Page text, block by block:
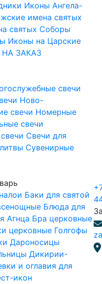
Иконы Ангела-
имена святых
святых Соборы
Иконы на Царские
ЗАКАЗ
свечи
Ново-
свечи Номерные
свечи
Свечи для
Сувенирные
Баки для святой
Блюда для
Агнца Бра церковные
церковные Голгофы
Дароносицы
Дикирии-
и оглавия для
икон